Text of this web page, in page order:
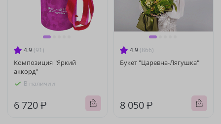
4.9 (91)
Композиция "Яркий
аккорд"
В наличии
6 720 ₽
4.9 (866)
Букет "Царевна-Лягушка"
8 050 ₽